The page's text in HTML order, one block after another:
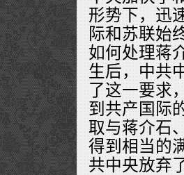
形势下，迅
际和苏联始
如何处理蒋
生后，中共
了这一要求
到共产国际
取与蒋介石
得到相当的
共中央放弃